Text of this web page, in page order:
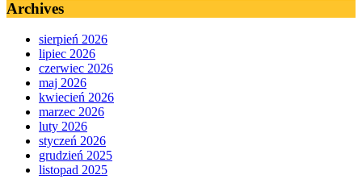
Archives
sierpień 2026
lipiec 2026
czerwiec 2026
maj 2026
kwiecień 2026
marzec 2026
luty 2026
styczeń 2026
grudzień 2025
listopad 2025